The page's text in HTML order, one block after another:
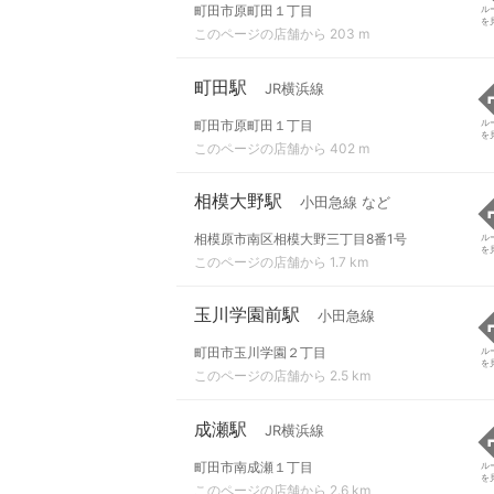
町田市原町田１丁目
このページの店舗から 203 m
ル
を
町田駅 JR横浜線
町田市原町田１丁目
このページの店舗から 402 m
ル
を
相模大野駅 小田急線 など
相模原市南区相模大野三丁目8番1号
このページの店舗から 1.7 km
ル
を
玉川学園前駅 小田急線
町田市玉川学園２丁目
このページの店舗から 2.5 km
ル
を
成瀬駅 JR横浜線
町田市南成瀬１丁目
このページの店舗から 2.6 km
ル
を